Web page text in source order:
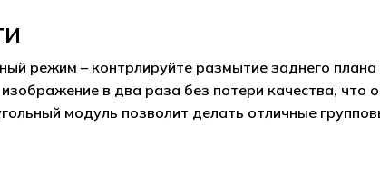
режим – контрлируйте размытие заднего
в два раза без потери качества, что
модуль позволит делать отличные